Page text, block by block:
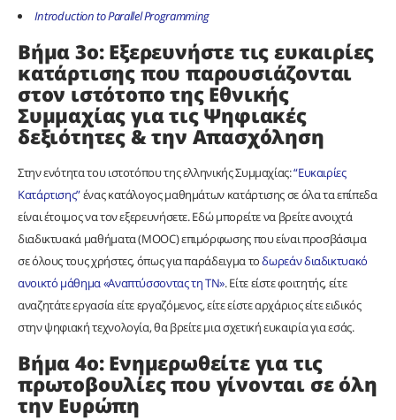
Introduction to Parallel Programming
Βήμα 3ο: Εξερευνήστε τις ευκαιρίες
κατάρτισης που παρουσιάζονται
στον ιστότοπο της Εθνικής
Συμμαχίας για τις Ψηφιακές
δεξιότητες & την Απασχόληση
Στην ενότητα του ιστοτόπου της ελληνικής Συμμαχίας:“Ευκαιρίες
Κατάρτισης”ένας κατάλογος μαθημάτων κατάρτισης σε όλα τα επίπεδα
είναι έτοιμος να τον εξερευνήσετε. Εδώ μπορείτε να βρείτε ανοιχτά
διαδικτυακά μαθήματα (MOOC) επιμόρφωσης που είναι προσβάσιμα
σε όλους τους χρήστες, όπως για παράδειγμα τοδωρεάν διαδικτυακό
ανοικτό μάθημα «Αναπτύσσοντας τη ΤΝ». Είτε είστε φοιτητής, είτε
αναζητάτε εργασία είτε εργαζόμενος, είτε είστε αρχάριος είτε ειδικός
στην ψηφιακή τεχνολογία, θα βρείτε μια σχετική ευκαιρία για εσάς.
Βήμα 4ο: Ενημερωθείτε για τις
πρωτοβουλίες που γίνονται σε όλη
την Ευρώπη